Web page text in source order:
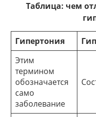
Таблица: чем
Гипертония
Этим
термином
обозначается
само
заболевание